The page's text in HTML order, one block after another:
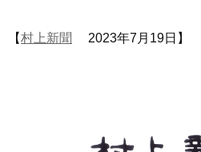
【村上新聞 2023年7月19日】